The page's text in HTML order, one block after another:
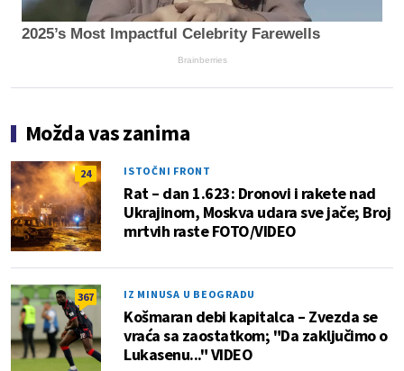
2025’s Most Impactful Celebrity Farewells
Brainberries
Možda vas zanima
24 ISTOČNI FRONT
Rat – dan 1.623: Dronovi i rakete nad
Ukrajinom, Moskva udara sve jače; Broj
mrtvih raste FOTO/VIDEO
367 IZ MINUSA U BEOGRADU
Košmaran debi kapitalca – Zvezda se
vraća sa zaostatkom; "Da zaključimo o
Lukasenu..." VIDEO